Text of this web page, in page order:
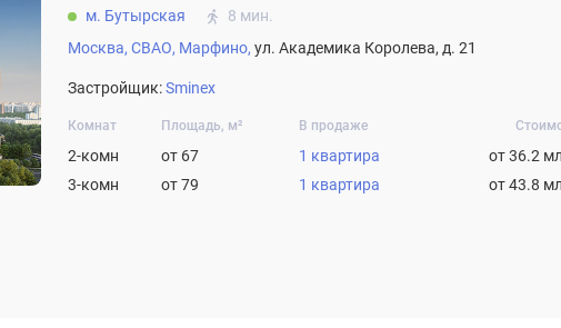
м. Бутырская
8 мин.
Москва, СВАО, Марфино, ул. Академика Королева, д. 21
Застройщик:Sminex
Комнат Площадь, м² В продаже
2-комн от 67 1 квартира
от 36.2
3-комн
от 79 1 квартира от 43.8